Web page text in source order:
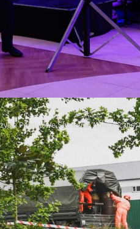
Powiatowe Spotkanie